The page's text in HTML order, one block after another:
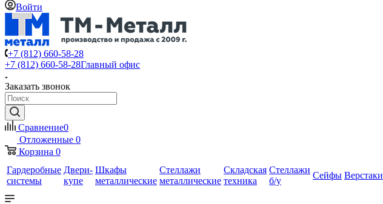
Войти
+7 (812) 660-58-28
+7 (812) 660-58-28Главный офис
Заказать звонок
Сравнение0
Отложенные 0
Корзина 0
Гардеробные
системы
Двери-
купе
Шкафы
металлические
Стеллажи
металлические
Складская
техника
Стеллажи
б/у
Сейфы Верстаки